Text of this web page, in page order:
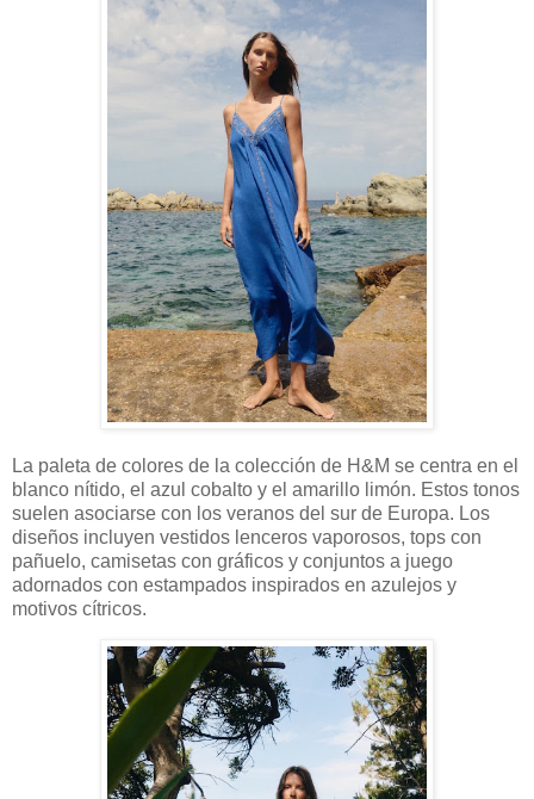
La paleta de colores de la colección de H&M se centra en el
blanco nítido, el azul cobalto y el amarillo limón. Estos tonos
suelen asociarse con los veranos del sur de Europa. Los
diseños incluyen vestidos lenceros vaporosos, tops con
pañuelo, camisetas con gráficos y conjuntos a juego
adornados con estampados inspirados en azulejos y
motivos cítricos.